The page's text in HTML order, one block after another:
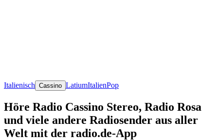
Italienisch Cassino LatiumItalienPop
Höre Radio Cassino Stereo, Radio Rosa
und viele andere Radiosender aus aller
Welt mit der radio.de-App